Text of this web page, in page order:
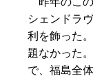
シェンドラ
利を飾った
題なかった
で、福島全